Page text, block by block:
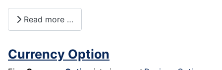
Read more …
Currency Option